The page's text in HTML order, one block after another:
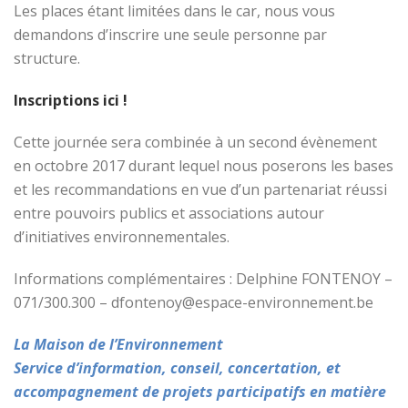
Les places étant limitées dans le car, nous vous
demandons d’inscrire une seule personne par
structure.
Inscriptions ici !
Cette journée sera combinée à un second évènement
en octobre 2017 durant lequel nous poserons les bases
et les recommandations en vue d’un partenariat réussi
entre pouvoirs publics et associations autour
d’initiatives environnementales.
Informations complémentaires : Delphine FONTENOY –
071/300.300 – dfontenoy@espace-environnement.be
La Maison de l’Environnement
Service d’information, conseil, concertation, et
accompagnement de projets participatifs en matière